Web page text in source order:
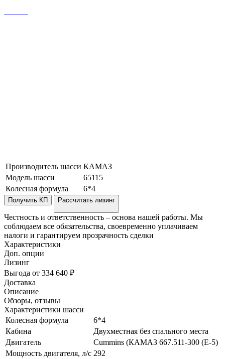
Производитель шасси КАМАЗ
Модель шасси
65115
Колесная формула
6*4
Получить КП Рассчитать лизинг
Честность и ответственность – основа нашей работы. Мы
соблюдаем все обязательства, своевременно уплачиваем
налоги и гарантируем прозрачность сделки
Характеристики
Доп. опции
Лизинг
Выгода от 334 640 ₽
Доставка
Описание
Обзоры, отзывы
Характеристики шасси
Колесная формула
6*4
Кабина
Двухместная без спального места
Двигатель
Cummins (КАМАЗ 667.511-300 (Е-5)
Мощность двигателя, л/с 292